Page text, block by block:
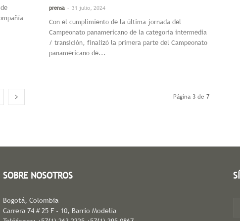
prensa - 31 julio, 2024
Con el cumplimiento de la última jornada del
Campeonato panamericano de la categoría intermedia
/ transición, finalizó la primera parte del Campeonato
panamericano de...
Página 3 de 7
SOBRE NOSOTROS
Bogotá, Colombia
Carrera 74 # 25 F - 10, Barrio Modelia